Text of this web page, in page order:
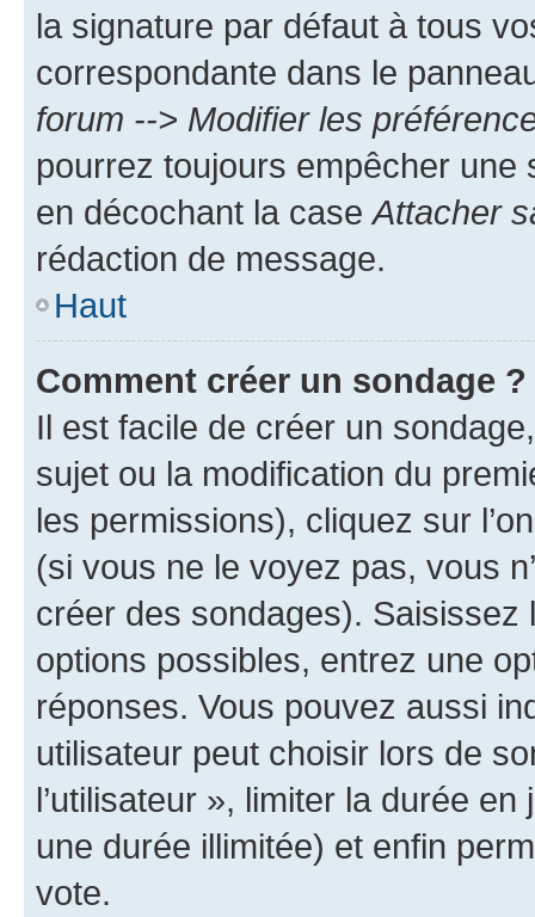
la signature par défaut à tous
correspondante dans le
forum --> Modifier les
pourrez toujours empêcher une
en décochant la case Attacher
rédaction de message.
Haut
Comment créer un sondage ?
Il est facile de créer un
sujet ou la modification du
les permissions), cliquez sur
(si vous ne le voyez pas, vous
créer des sondages).
options possibles, entrez une
réponses. Vous pouvez aussi
utilisateur peut choisir lors de
l’utilisateur », limiter la durée
une durée illimitée) et enfin
vote.